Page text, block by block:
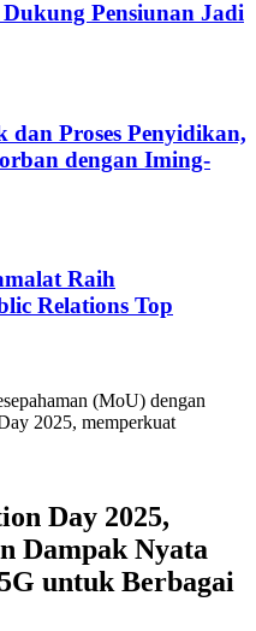
Pensiunan Jadi
dan Proses Penyidikan,
dengan Iming-
Raih
Relations Top
(MoU) dengan
2025, memperkuat
Day 2025,
Dampak Nyata
untuk Berbagai